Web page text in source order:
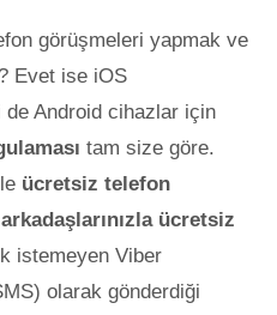
görüşmeleri yapmak ve
Evet ise iOS
Android cihazlar için
tam size göre.
ücretsiz telefon
ücretsiz
istemeyen Viber
olarak gönderdiği